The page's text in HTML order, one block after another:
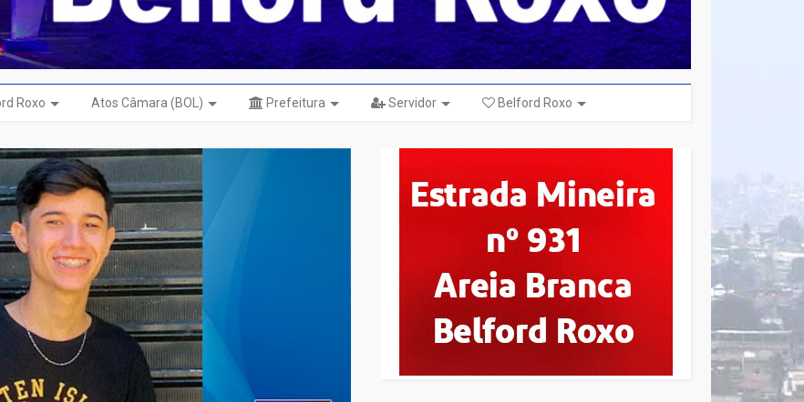
Roxo Atos Câmara (BOL) Prefeitura Servidor Belford Roxo